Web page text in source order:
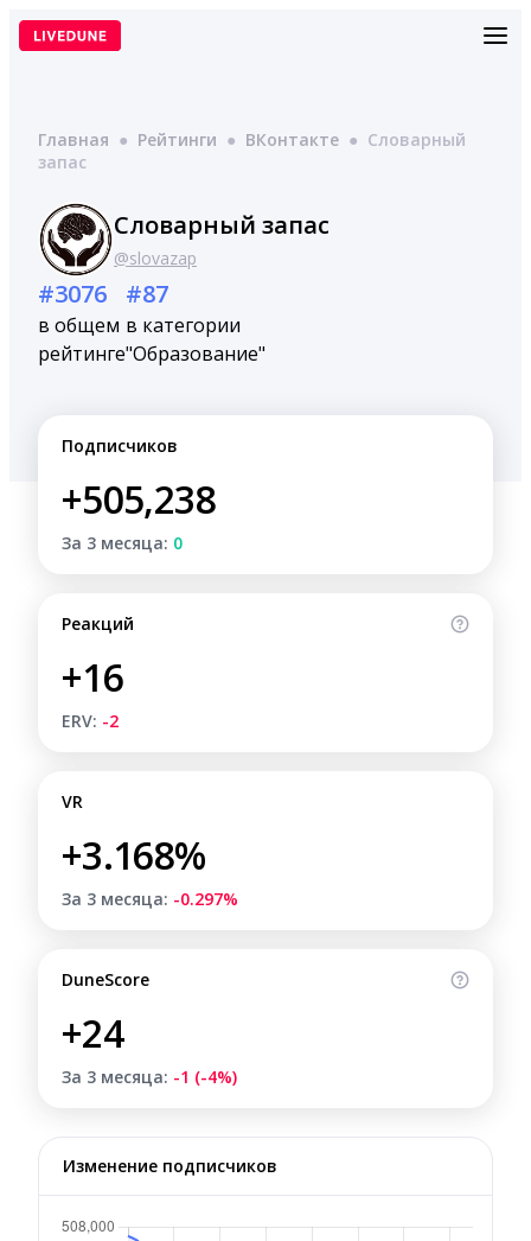
Перейти
Главная ● Рейтинги ● ВКонтакте ● Словарный
запас
Словарный запас
@slovazap
#3076
в общем
рейтинге
#87
в категории
"Образование"
Подписчиков
+505,238
За 3 месяца: 0
Реакций
+16
ERV: -2
VR
+3.168%
За 3 месяца: -0.297%
DuneScore
+24
За 3 месяца: -1 (-4%)
Изменение подписчиков